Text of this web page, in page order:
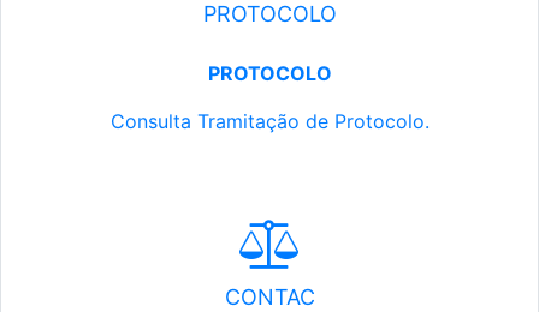
PROTOCOLO
PROTOCOLO
Consulta Tramitação de Protocolo.
CONTAC